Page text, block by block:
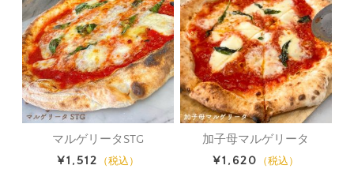
マルゲリータSTG
¥1,512
（税込）
加子母マルゲリータ
¥1,620
（税込）